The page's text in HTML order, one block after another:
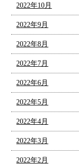
2022年10月
2022年9月
2022年8月
2022年7月
2022年6月
2022年5月
2022年4月
2022年3月
2022年2月